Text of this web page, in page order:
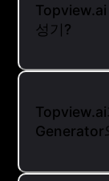
성기?
Generator